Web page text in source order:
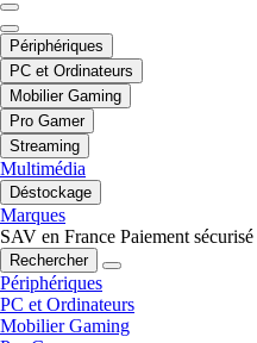
Périphériques
PC et Ordinateurs
Mobilier Gaming
Pro Gamer
Streaming
Multimédia
Déstockage
Marques
SAV en France Paiement sécurisé
Rechercher
Périphériques
PC et Ordinateurs
Mobilier Gaming